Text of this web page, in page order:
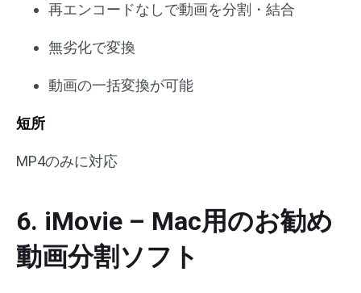
再エンコードなしで動画を分割・結合
無劣化で変換
動画の一括変換が可能
短所
MP4のみに対応
6. iMovie – Mac用のお勧め
動画分割ソフト